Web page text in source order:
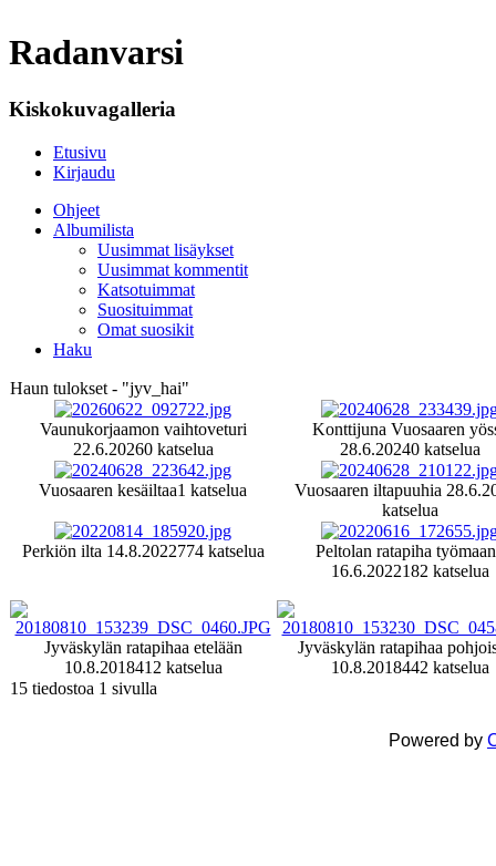
Radanvarsi
Kiskokuvagalleria
Etusivu
Kirjaudu
Ohjeet
Albumilista
Uusimmat lisäykset
Uusimmat kommentit
Katsotuimmat
Suosituimmat
Omat suosikit
Haku
Haun tulokset - "jyv_hai"
Vaunukorjaamon vaihtoveturi
22.6.20260 katselua
Konttijuna Vuosaaren
28.6.20240 katselua
Vuosaaren kesäiltaa1 katselua
Vuosaaren iltapuuhia
katselua
Perkiön ilta 14.8.2022774 katselua
Peltolan ratapiha
16.6.2022182 katselua
Jyväskylän ratapihaa etelään
10.8.2018412 katselua
Jyväskylän ratapihaa
10.8.2018442 katselua
15 tiedostoa 1 sivulla
Powered by